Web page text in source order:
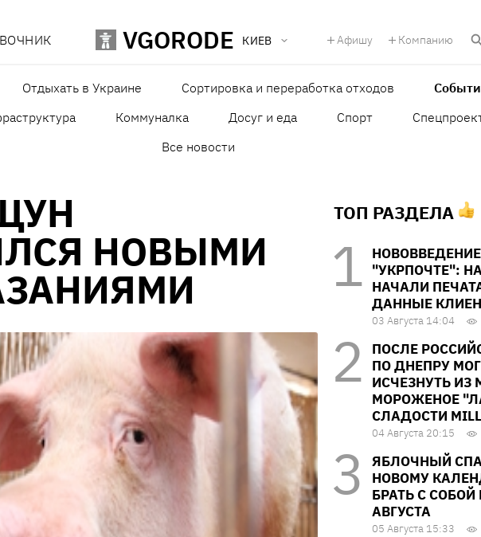
VGORODE КИЕВ Афишу Компанию
Отдыхать в Украине Сортировка и переработка отходов
Коммуналка Досуг и еда Спорт
Все новости
НОВЫМИ
ТОП РАЗДЕЛА
"УКРПОЧТЕ":
НАЧАЛИ
ДАННЫЕ
03 Августа 14:04
ПОСЛЕ
ПО ДНЕПРУ
ИСЧЕЗНУТЬ ИЗ
МОРОЖЕНОЕ
СЛАДОСТИ
04 Августа 20:15
ЯБЛОЧНЫЙ
НОВОМУ
БРАТЬ С СОБОЙ
АВГУСТА
05 Августа 15:33